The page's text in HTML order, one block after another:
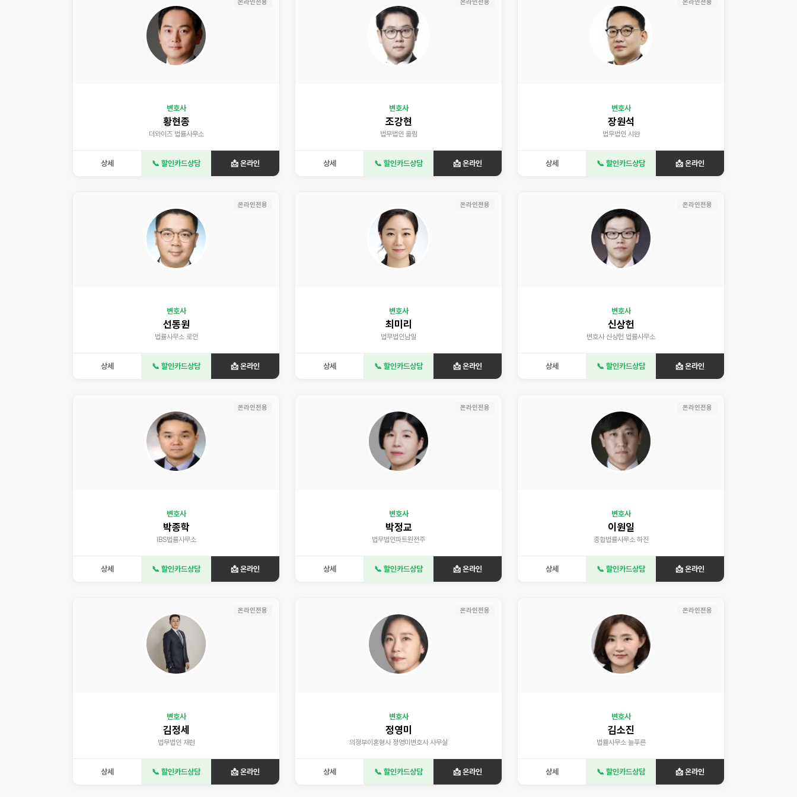
온라인전용
변호사
황현종
더와이즈 법률사무소
상세 📞 할인카드상담 📩 온라인
온라인전용
변호사
조강현
법무법인 올림
상세 📞 할인카드상담 📩 온라인
온라인전용
변호사
장원석
법무법인 시완
상세 📞 할인카드상담 📩 온라인
온라인전용
변호사
선동원
법률사무소 로안
상세 📞 할인카드상담 📩 온라인
온라인전용
변호사
최미리
법무법인남일
상세 📞 할인카드상담 📩 온라인
온라인전용
변호사
신상헌
변호사 신상헌 법률사무소
상세 📞 할인카드상담 📩 온라인
온라인전용
변호사
박종학
IBS법률사무소
상세 📞 할인카드상담 📩 온라인
온라인전용
변호사
박정교
법무법인파트원전주
상세 📞 할인카드상담 📩 온라인
온라인전용
변호사
이원일
종합법률사무소 하진
상세 📞 할인카드상담 📩 온라인
온라인전용
변호사
김정세
법무법인 재현
상세 📞 할인카드상담 📩 온라인
온라인전용
변호사
정영미
의정부이혼형사 정영미변호사 사무실
상세 📞 할인카드상담 📩 온라인
온라인전용
변호사
김소진
법률사무소 늘푸른
상세 📞 할인카드상담 📩 온라인